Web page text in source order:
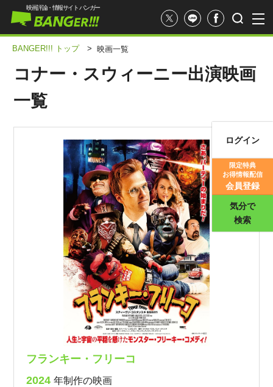
映画記事
映画評価
映画評論・情報サイト バンガー
ログイン
限定特典
お得情報配信
会員登録
気分で
検索
BANGER!!! トップ > 映画一覧
コナー・スウィーニー出演映画
一覧
フランキー・フリーコ
2024年制作の映画